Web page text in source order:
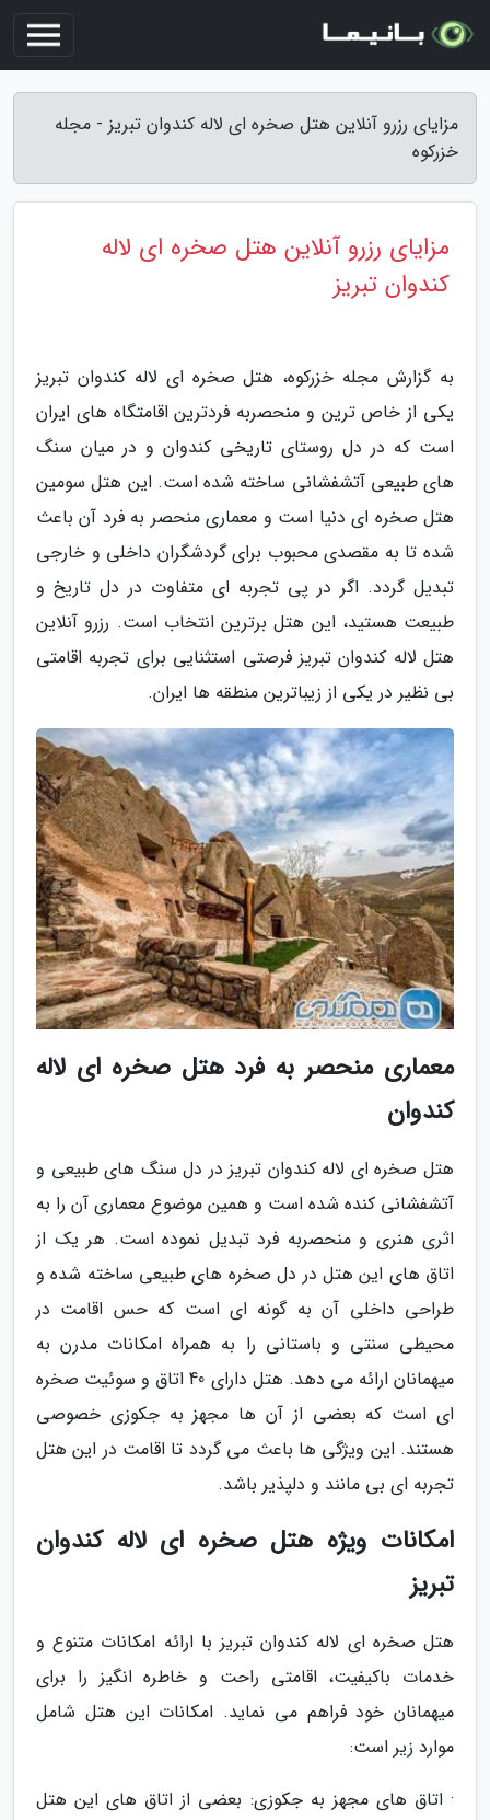
مزایای رزرو آنلاین هتل صخره ای لاله کندوان تبریز - مجله
خزرکوه
مزایای رزرو آنلاین هتل صخره ای لاله
کندوان تبریز
به گزارش مجله خزرکوه، هتل صخره ای لاله کندوان تبریز
یکی از خاص ترین و منحصربه فردترین اقامتگاه های ایران
است که در دل روستای تاریخی کندوان و در میان سنگ
های طبیعی آتشفشانی ساخته شده است. این هتل سومین
هتل صخره ای دنیا است و معماری منحصر به فرد آن باعث
شده تا به مقصدی محبوب برای گردشگران داخلی و خارجی
تبدیل گردد. اگر در پی تجربه ای متفاوت در دل تاریخ و
طبیعت هستید، این هتل برترین انتخاب است. رزرو آنلاین
هتل لاله کندوان تبریز فرصتی استثنایی برای تجربه اقامتی
بی نظیر در یکی از زیباترین منطقه ها ایران.
معماری منحصر به فرد هتل صخره ای لاله
کندوان
هتل صخره ای لاله کندوان تبریز در دل سنگ های طبیعی و
آتشفشانی کنده شده است و همین موضوع معماری آن را به
اثری هنری و منحصربه فرد تبدیل نموده است. هر یک از
اتاق های این هتل در دل صخره های طبیعی ساخته شده و
طراحی داخلی آن به گونه ای است که حس اقامت در
محیطی سنتی و باستانی را به همراه امکانات مدرن به
میهمانان ارائه می دهد. هتل دارای 40 اتاق و سوئیت صخره
ای است که بعضی از آن ها مجهز به جکوزی خصوصی
هستند. این ویژگی ها باعث می گردد تا اقامت در این هتل
تجربه ای بی مانند و دلپذیر باشد.
امکانات ویژه هتل صخره ای لاله کندوان
تبریز
هتل صخره ای لاله کندوان تبریز با ارائه امکانات متنوع و
خدمات باکیفیت، اقامتی راحت و خاطره انگیز را برای
میهمانان خود فراهم می نماید. امکانات این هتل شامل
موارد زیر است:
· اتاق های مجهز به جکوزی: بعضی از اتاق های این هتل